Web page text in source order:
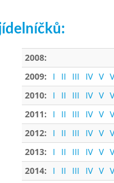
2008:
2009:
I II III IV V
2010:
I II III IV V
2011:
I II III IV V
2012:
I II III IV V
2013:
I II III IV V
2014:
I II III IV V